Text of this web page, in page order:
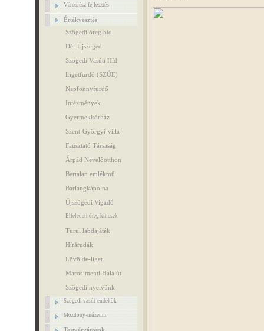
Városrész fejlesztés
Értékvesztés
Szögedi öreg híd
Dél-Újszeged
Szögedi Vasúti Híd
Ligetfürdő (SZÚE)
Napfonnyfürdő
Intézmények
Gyermekkórház
Szent-Györgyi-villa
Faúsztató Társaság
Árpád Nevelőotthon
Bertalan emlékmű
Barlangkápolna
Újszögedi Vigadó
Elfeledett öreg kincsek
Turul labdajáték
Hírárudák
Lövölde-liget
Maros-menti Halálút
Szögedi nyelvünk
Szögedi vasút-emlékök
Mozdony-múzeum